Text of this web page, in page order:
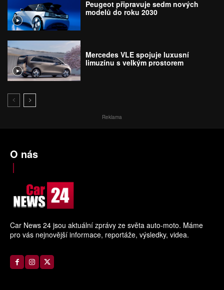
Peugeot připravuje sedm nových
modelů do roku 2030
Mercedes VLE spojuje luxusní
limuzínu s velkým prostorem
Reklama
O nás
Car News 24 jsou aktuální zprávy ze světa auto-moto. Máme
pro vás nejnovější informace, reportáže, výsledky, videa.